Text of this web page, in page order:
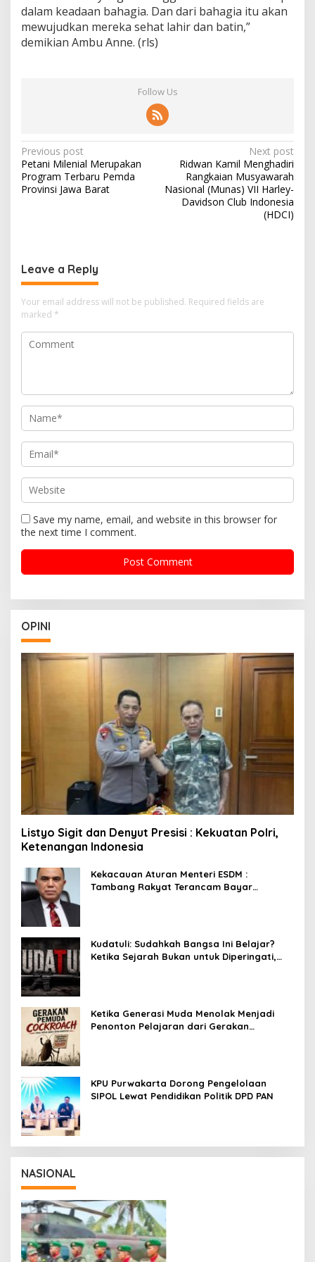
dalam keadaan bahagia. Dan dari bahagia itu akan
mewujudkan mereka sehat lahir dan batin,”
demikian Ambu Anne. (rls)
Follow Us
Post
navigation
Previous post
Petani Milenial Merupakan
Program Terbaru Pemda
Provinsi Jawa Barat
Next post
Ridwan Kamil Menghadiri
Rangkaian Musyawarah
Nasional (Munas) VII Harley-
Davidson Club Indonesia
(HDCI)
Leave a Reply
Your email address will not be published. Required fields are
marked *
Save my name, email, and website in this browser for
the next time I comment.
OPINI
Listyo Sigit dan Denyut Presisi : Kekuatan Polri,
Ketenangan Indonesia
Kekacauan Aturan Menteri ESDM :
Tambang Rakyat Terancam Bayar
Kudatuli: Sudahkah Bangsa Ini Belajar?
Ketika Sejarah Bukan untuk Diperingati,
Ketika Generasi Muda Menolak Menjadi
Penonton Pelajaran dari Gerakan
KPU Purwakarta Dorong Pengelolaan
SIPOL Lewat Pendidikan Politik DPD PAN
NASIONAL